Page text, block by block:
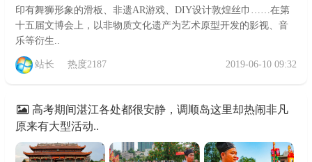
印有舞狮形象的滑板、非遗AR游戏、DIY设计敦煌丝巾……在第
十五届文博会上，以非物质文化遗产为艺术原型开发的影视、音
乐等衍生..
站长 热度2187 2019-06-10 09:32
高考期间湛江各处都很安静，调顺岛这里却热闹非凡
原来有大型活动..